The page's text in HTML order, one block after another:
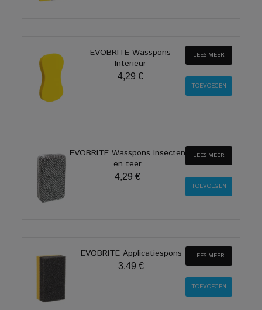
EVOBRITE Wasspons
Interieur
4,29 €
LEES MEER
EVOBRITE Wasspons Insecten
en teer
4,29 €
LEES MEER
EVOBRITE Applicatiespons
3,49 €
LEES MEER